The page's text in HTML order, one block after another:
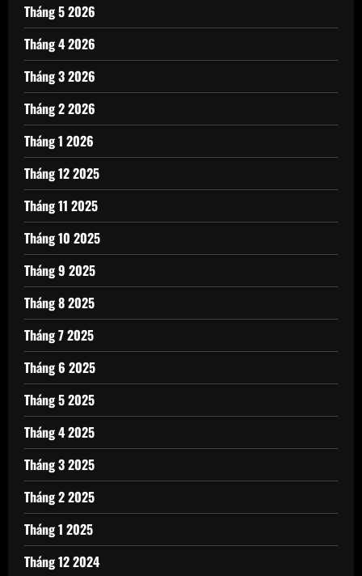
Tháng 5 2026
Tháng 4 2026
Tháng 3 2026
Tháng 2 2026
Tháng 1 2026
Tháng 12 2025
Tháng 11 2025
Tháng 10 2025
Tháng 9 2025
Tháng 8 2025
Tháng 7 2025
Tháng 6 2025
Tháng 5 2025
Tháng 4 2025
Tháng 3 2025
Tháng 2 2025
Tháng 1 2025
Tháng 12 2024